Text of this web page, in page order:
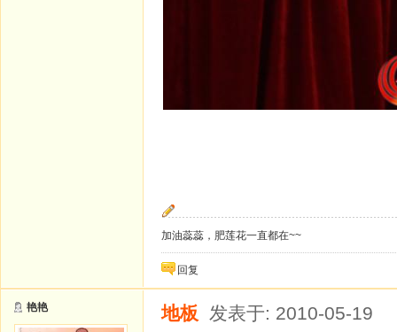
加油蕊蕊，肥莲花一直都在~~
回复
艳艳 地板 发表于: 2010-05-19